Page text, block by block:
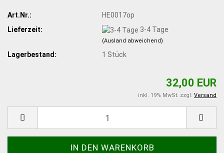
Art.Nr.:
HE0017op
Lieferzeit:
3-4 Tage
(Ausland abweichend)
Lagerbestand: 1 Stück
32,00 EUR
inkl. 19% MwSt. zzgl. Versand